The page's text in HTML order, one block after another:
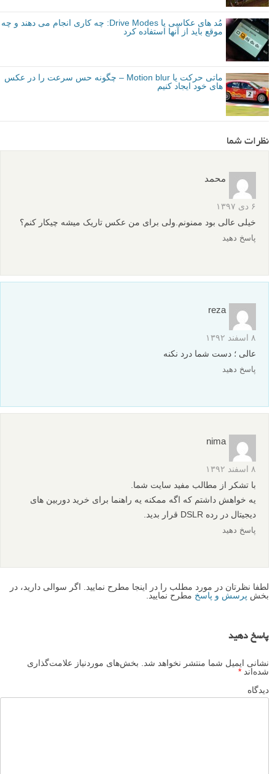
مُد های عکاسی یا Drive Modes: چه کاری انجام می دهند و چه
موقع باید از آنها استفاده کرد
ماتی حرکت یا Motion blur – چگونه حس سرعت را در عکس
های خود ایجاد کنیم
نظرات شما
محمد
۶ دی ۱۳۹۷
خیلی عالی بود ممنونم.ولی برای من عکس تاریک میشه چیکار کنم؟
پاسخ دهید
reza
۸ اسفند ۱۳۹۲
عالی ؛ دست شما درد نکنه
پاسخ دهید
nima
۸ اسفند ۱۳۹۲
با تشکر از مطالب مفید سایت شما.
یه خواهش داشتم که اگه ممکنه یه راهنما برای خرید دوربین های
دیجیتال در رده DSLR قرار بدید.
پاسخ دهید
لطفا نظرتان در مورد مطلب را در اینجا مطرح نمایید. اگر سوالی دارید، در
بخش پرسش و پاسخ مطرح نمایید.
پاسخ دهید
نشانی ایمیل شما منتشر نخواهد شد. بخش‌های موردنیاز علامت‌گذاری
شده‌اند *
دیدگاه